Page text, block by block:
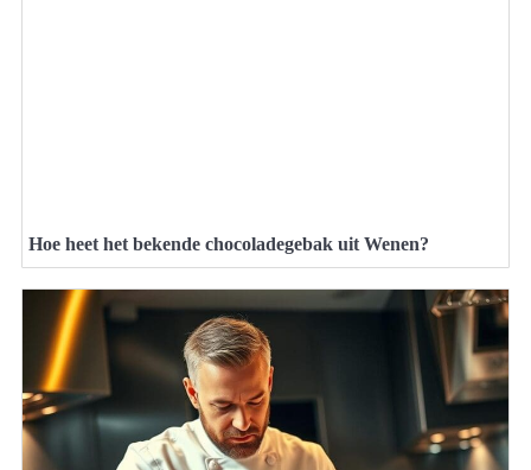
Hoe heet het bekende chocoladegebak uit Wenen?